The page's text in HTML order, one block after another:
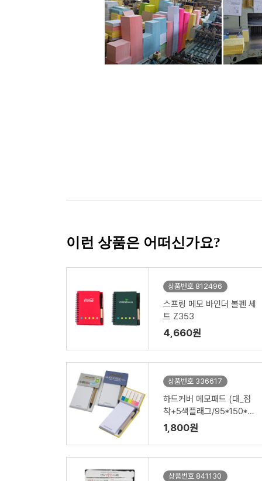
이런 상품은 어떠신가요?
상품번호 812496
스프링 메모 바인더 볼펜 세
트 Z353
4,660원
상품번호 336617
하드커버 메모패드 (대_점
착+5색플래그/95*150*18
mm)
1,800원
상품번호 841130